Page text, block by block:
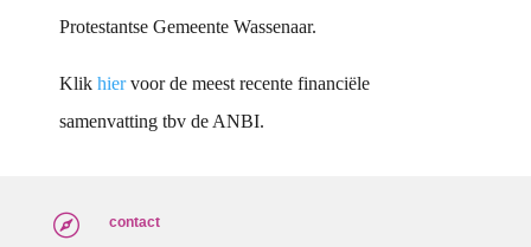
Protestantse Gemeente Wassenaar.
Klik hiervoor de meest recente financiële
samenvatting tbv de ANBI.
 contact